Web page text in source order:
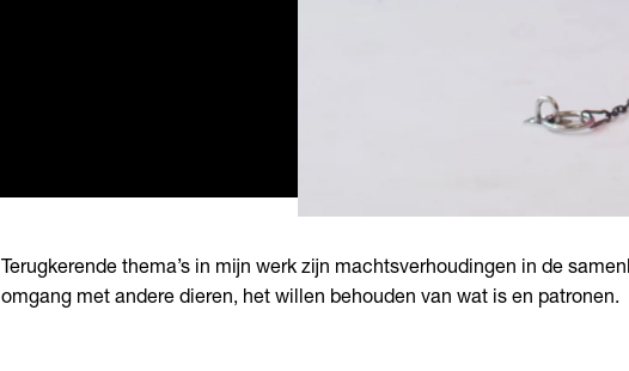
Terugkerende thema’s in mijn werk zijn machtsverhoudingen in de
omgang met andere dieren, het willen behouden van wat is en patronen.